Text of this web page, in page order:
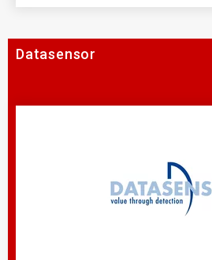
Datasensor